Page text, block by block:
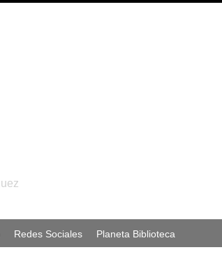
Redes Sociales Planeta Biblioteca